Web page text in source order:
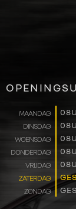
MAANDAG
DINSDAG
WOENSDAG
DONDERDAG
VRIJDAG
ZATERDAG
ZONDAG